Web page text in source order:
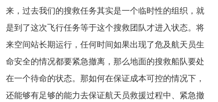
来，过去我们的搜救任务其实是一个临时性的组织，就
是到了这次飞行任务等于这个搜救团队才进入状态。将
来空间站长期运行，任何时间如果出现了危及航天员生
命安全的情况都要紧急撤离，那么地面的搜救船队要处
在一个待命的状态。那如何在保证成本可控的情况下，
还能够有足够的能力去保证航天员救援过程中、紧急撤